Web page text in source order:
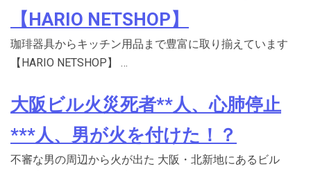
【HARIO NETSHOP】
珈琲器具からキッチン用品まで豊富に取り揃えています
【HARIO NETSHOP】 …
大阪ビル火災死者**人、心肺停止
***人、男が火を付けた！？
不審な男の周辺から火が出た 大阪・北新地にあるビル